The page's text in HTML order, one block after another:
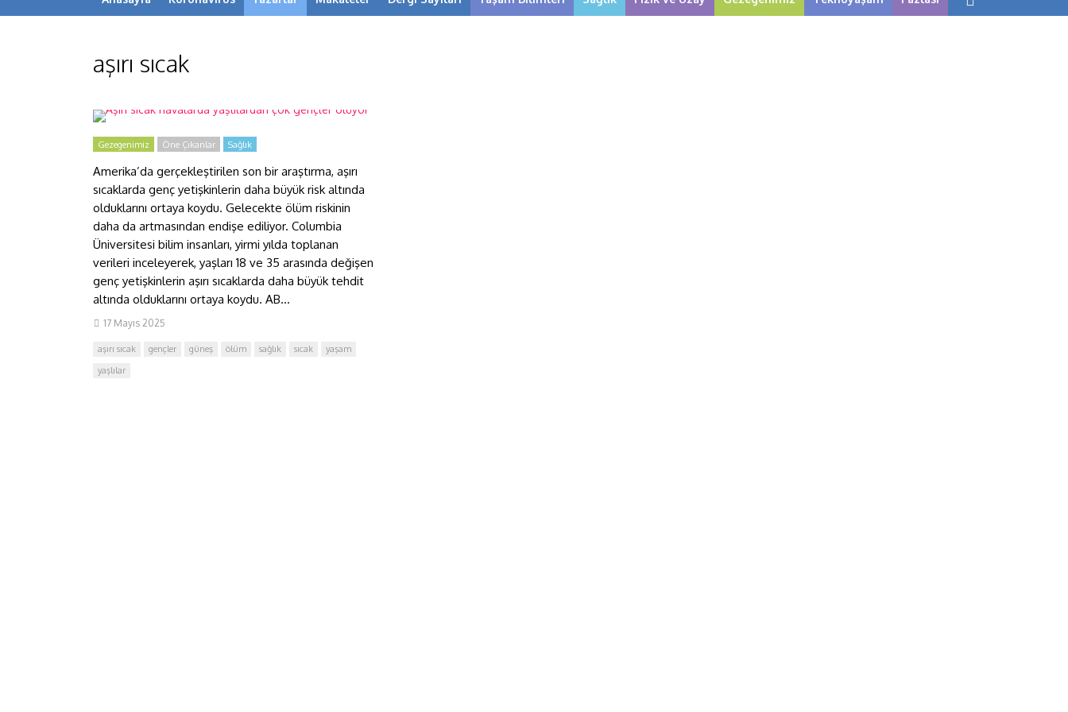
aşırı sıcak
Aşırı sıcak havalarda
Gezegenimiz Öne Çıkanlar Sağlık
Amerika’da gerçekleştirilen son bir araştırma, aşırı
sıcaklarda genç yetişkinlerin daha büyük risk altında
olduklarını ortaya koydu. Gelecekte ölüm riskinin
daha da artmasından endişe ediliyor. Columbia
Üniversitesi bilim insanları, yirmi yılda toplanan
verileri inceleyerek, yaşları 18 ve 35 arasında değişen
genç yetişkinlerin aşırı sıcaklarda daha büyük tehdit
altında olduklarını ortaya koydu. AB...
17 Mayıs 2025
aşırı sıcak gençler güneş ölüm sağlık sıcak
yaşam
yaşlılar